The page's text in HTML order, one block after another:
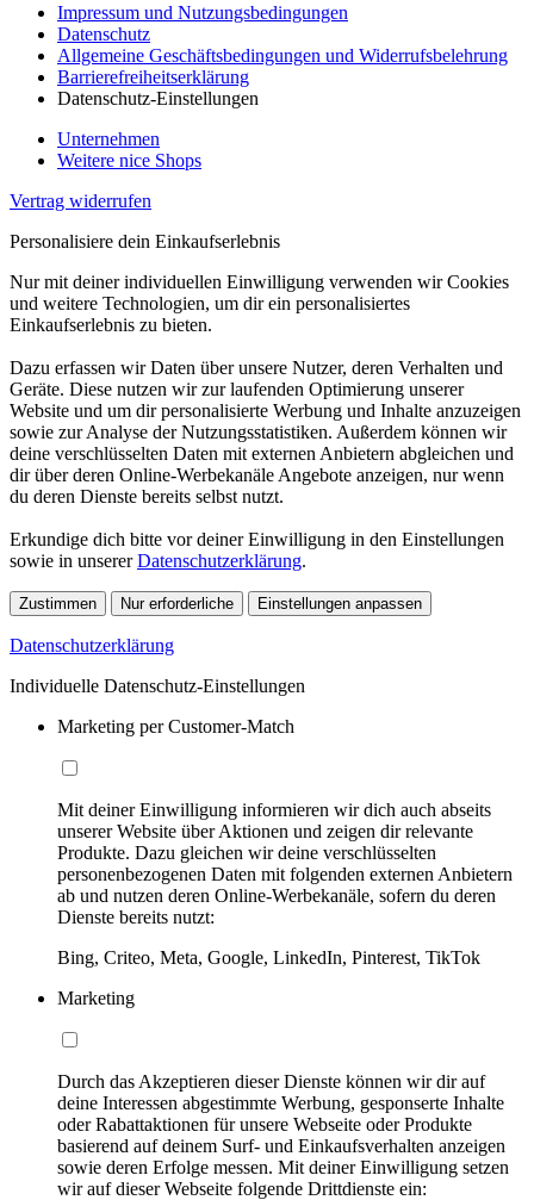
Impressum und Nutzungsbedingungen
Datenschutz
Allgemeine Geschäftsbedingungen und Widerrufsbelehrung
Barrierefreiheitserklärung
Datenschutz-Einstellungen
Unternehmen
Weitere nice Shops
Vertrag widerrufen
Personalisiere dein Einkaufserlebnis
Nur mit deiner individuellen Einwilligung verwenden wir Cookies
und weitere Technologien, um dir ein personalisiertes
Einkaufserlebnis zu bieten.
Dazu erfassen wir Daten über unsere Nutzer, deren Verhalten und
Geräte. Diese nutzen wir zur laufenden Optimierung unserer
Website und um dir personalisierte Werbung und Inhalte anzuzeigen
sowie zur Analyse der Nutzungsstatistiken. Außerdem können wir
deine verschlüsselten Daten mit externen Anbietern abgleichen und
dir über deren Online-Werbekanäle Angebote anzeigen, nur wenn
du deren Dienste bereits selbst nutzt.
Erkundige dich bitte vor deiner Einwilligung in den Einstellungen
sowie in unsererDatenschutzerklärung.
Zustimmen Nur erforderliche Einstellungen anpassen
Datenschutzerklärung
Individuelle Datenschutz-Einstellungen
Marketing per Customer-Match
Mit deiner Einwilligung informieren wir dich auch abseits
unserer Website über Aktionen und zeigen dir relevante
Produkte. Dazu gleichen wir deine verschlüsselten
personenbezogenen Daten mit folgenden externen Anbietern
ab und nutzen deren Online-Werbekanäle, sofern du deren
Dienste bereits nutzt:
Bing, Criteo, Meta, Google, LinkedIn, Pinterest, TikTok
Marketing
Durch das Akzeptieren dieser Dienste können wir dir auf
deine Interessen abgestimmte Werbung, gesponserte Inhalte
oder Rabattaktionen für unsere Webseite oder Produkte
basierend auf deinem Surf- und Einkaufsverhalten anzeigen
sowie deren Erfolge messen. Mit deiner Einwilligung setzen
wir auf dieser Webseite folgende Drittdienste ein: